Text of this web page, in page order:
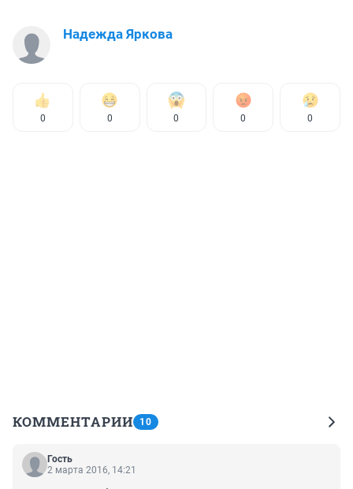
Надежда Яркова
0 0 0 0 0
КОММЕНТАРИИ 10
Гость
2 марта 2016, 14:21